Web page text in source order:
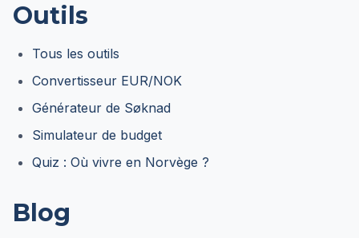
Outils
Tous les outils
Convertisseur EUR/NOK
Générateur de Søknad
Simulateur de budget
Quiz : Où vivre en Norvège ?
Blog